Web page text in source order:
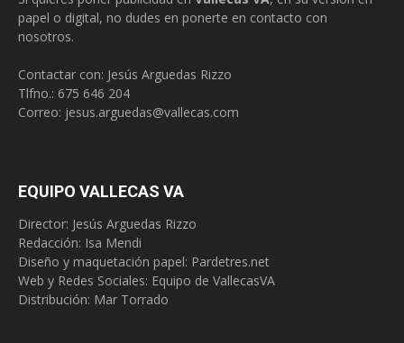
papel o digital, no dudes en ponerte en contacto con
nosotros.
Contactar con: Jesús Arguedas Rizzo
Tlfno.: 675 646 204
Correo: jesus.arguedas@vallecas.com
EQUIPO VALLECAS VA
Director: Jesús Arguedas Rizzo
Redacción: Isa Mendi
Diseño y maquetación papel: Pardetres.net
Web y Redes Sociales: Equipo de VallecasVA
Distribución: Mar Torrado